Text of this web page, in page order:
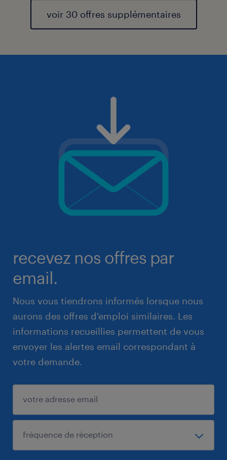
voir 30 offres supplémentaires
recevez nos offres par
email.
Nous vous tiendrons informés lorsque nous
aurons des offres d'emploi similaires. Les
informations recueillies permettent de vous
envoyer les alertes email correspondant à
votre demande.